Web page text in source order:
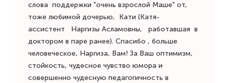
слова поддержки "очень взрослой Маше" от,
тоже любимой дочерью, Кати (Катя-
ассистент Наргизы Асламовны, работавшая в
доктором в паре ранее). Спасибо , больше
человеческое, Наргиза, Вам! За Ваш оптимизм,
стойкость, чудесное чувство юмора и
совершенно чудесную педагогичность в